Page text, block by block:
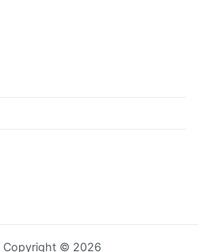
Copyright © 2026